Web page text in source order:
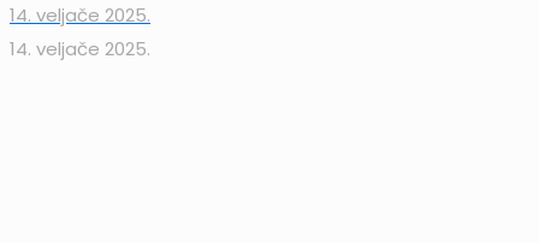
14. veljače 2025.
14. veljače 2025.